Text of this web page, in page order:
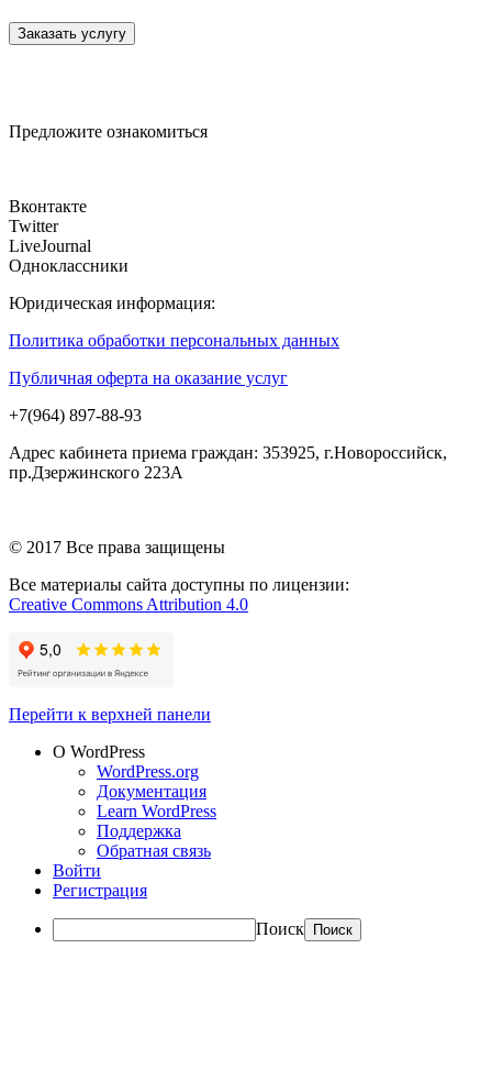
Предложите ознакомиться
Вконтакте
Twitter
LiveJournal
Одноклассники
Юридическая информация:
Политика обработки персональных данных
Публичная оферта на оказание услуг
+7(964) 897-88-93
Адрес кабинета приема граждан: 353925, г.Новороссийск,
пр.Дзержинского 223А
© 2017 Все права защищены
Все материалы сайта доступны по лицензии:
Creative Commons Attribution 4.0
Перейти к верхней панели
О WordPress
WordPress.org
Документация
Learn WordPress
Поддержка
Обратная связь
Войти
Регистрация
Поиск